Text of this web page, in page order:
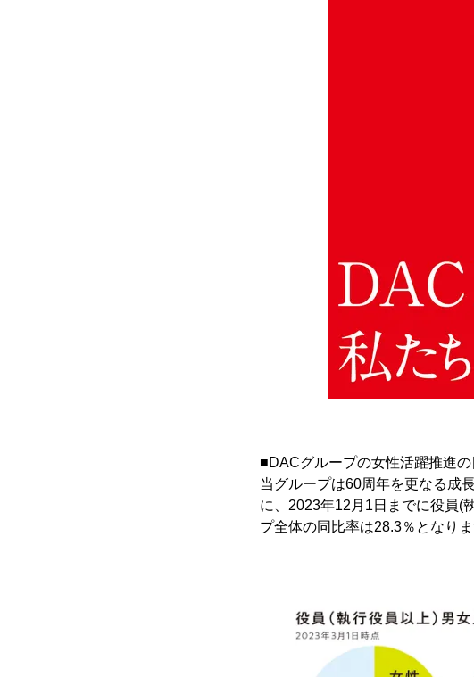
■DACグループの女性活躍推進
当グループは60周年を更なる成
に、2023年12月1日までに役員(
プ全体の同比率は28.3％となり